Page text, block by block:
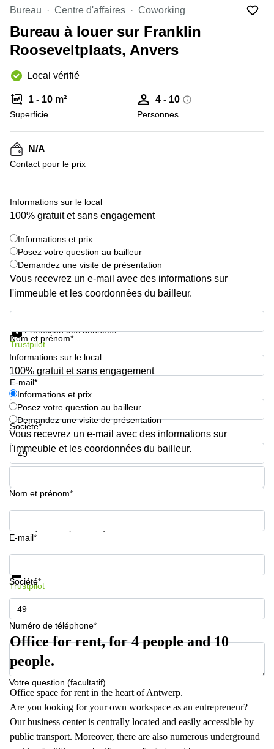
la
Wavre
Centre
Anvers
Centre
Gand
Centre
d'affaires
Ville de
Bruxelles
Coworking
Ixelles
Namur
Coworking
Salle de
conférence
Bruxelles
Bureau Centre d'affaires Coworking
Bureau à louer sur Franklin
Rooseveltplaats, Anvers
Local vérifié
1 - 10 m²
Superficie
4 - 10
Personnes
N/A
Contact pour le prix
Informations sur le local
100% gratuit et sans engagement
Informations et prix
Posez votre question au bailleur
Demandez une visite de présentation
Vous recevrez un e-mail avec des informations sur
l'immeuble et les coordonnées du bailleur.
Nom et prénom*
E-mail*
Société*
Numéro de téléphone*
Protection des données
Trustpilot
Informations sur le local
100% gratuit et sans engagement
Informations et prix
Posez votre question au bailleur
Demandez une visite de présentation
Vous recevrez un e-mail avec des informations sur
l'immeuble et les coordonnées du bailleur.
Nom et prénom*
E-mail*
Société*
Numéro de téléphone*
Votre question (facultatif)
Informations et prix
Trustpilot
Office for rent, for 4 people and 10
people.
Office space for rent in the heart of Antwerp.
Are you looking for your own workspace as an entrepreneur?
Our business center is centrally located and easily accessible by
public transport. Moreover, there are also numerous underground